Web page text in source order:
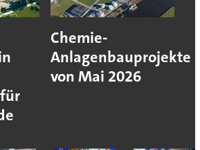
Chemie-
Anlagenbauprojekte
von Mai 2026